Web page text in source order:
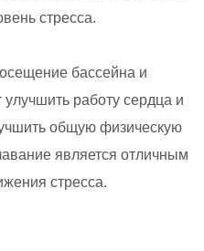
стресса.
бассейна и
работу сердца и
общую физическую
является отличным
стресса.